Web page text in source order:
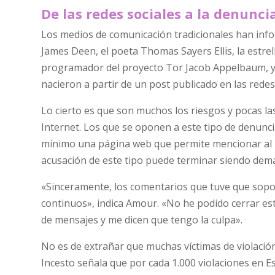
De las redes sociales a la
Los medios de comunicación tradicionales han
James Deen, el poeta Thomas Sayers Ellis, la
programador del proyecto Tor Jacob Appelbaum,
nacieron a partir de un post publicado en las
Lo cierto es que son muchos los riesgos y pocas
Internet. Los que se oponen a este tipo de
mínimo una página web que permite mencionar
acusación de este tipo puede terminar siendo
«Sinceramente, los comentarios que tuve que
continuos», indica Amour. «No he podido cerrar
de mensajes y me dicen que tengo la culpa».
No es de extrañar que muchas víctimas de
Incesto señala que por cada 1.000 violaciones en